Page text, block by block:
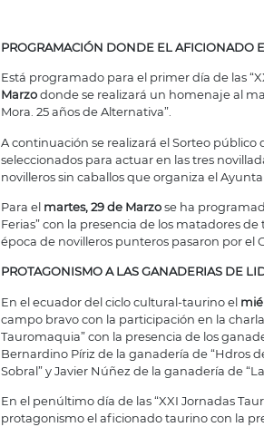
PROGRAMACIÓN DONDE EL AFICIONADO
Está programado para el primer día de las
Marzodonde se realizará un homenaje al
Mora. 25 años de Alternativa”.
A continuación se realizará el Sorteo
seleccionados para actuar en las tres
novilleros sin caballos que organiza el
Para el martes, 29 de Marzose ha
Ferias” con la presencia de los matadores
época de novilleros punteros pasaron por el
PROTAGONISMO A LAS GANADERIAS DE
En el ecuador del ciclo cultural-taurino el
campo bravo con la participación en la
Tauromaquia” con la presencia de los
Bernardino Píriz de la ganadería de “Hdros
Sobral” y Javier Núñez de la ganadería de
En el penúltimo día de las “XXI Jornadas
protagonismo el aficionado taurino con la